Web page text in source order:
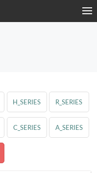
H_SERIES R_SERIES
C_SERIES A_SERIES